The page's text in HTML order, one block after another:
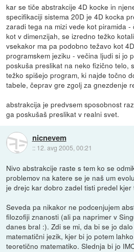
kar se tiče abstrakcije 4D kocke in
specifikaciji sistema 20D je 4D kocka
zaradi tega na mizi vede kot piramida
kot v dimenzijah, se izredno težko
vsekakor ma pa podobno težavo kot
programskem jeziku - večina ljudi si jo
poskuša preslikat na neko fizično telo,
težko spišejo program, ki najde točno
tabele, čeprav gre zgolj za gnezdenje
abstrakcija je predvsem sposobnost
ga poskušaš preslikat v realni svet.
nicnevem
:: 12. avg 2005, 00:21
Nivo abstrakcije raste s tem ko se
problemov na katere se je naš um
je drejc kar dobro zadel tisti predel
Seveda pa nikakor ne podcenjujem
filozofiji znanosti (ali pa naprimer v
danes bral :). Zdi se mi, da bi se jo
matematični jezik, kjer bi jo potem
teoretično matematiko. Slednja bi jo